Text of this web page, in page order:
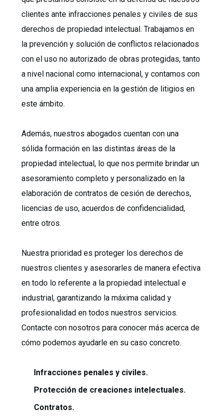
clientes ante infracciones penales y civiles de sus
derechos de propiedad intelectual. Trabajamos en
la prevención y solución de conflictos relacionados
con el uso no autorizado de obras protegidas, tanto
a nivel nacional como internacional, y contamos con
una amplia experiencia en la gestión de litigios en
este ámbito.
Además, nuestros abogados cuentan con una
sólida formación en las distintas áreas de la
propiedad intelectual, lo que nos permite brindar un
asesoramiento completo y personalizado en la
elaboración de contratos de cesión de derechos,
licencias de uso, acuerdos de confidencialidad,
entre otros.
Nuestra prioridad es proteger los derechos de
nuestros clientes y asesorarles de manera efectiva
en todo lo referente a la propiedad intelectual e
industrial, garantizando la máxima calidad y
profesionalidad en todos nuestros servicios.
Contacte con nosotros para conocer más acerca de
cómo podemos ayudarle en su caso concreto.
Infracciones penales y civiles.
Protección de creaciones intelectuales.
Contratos.